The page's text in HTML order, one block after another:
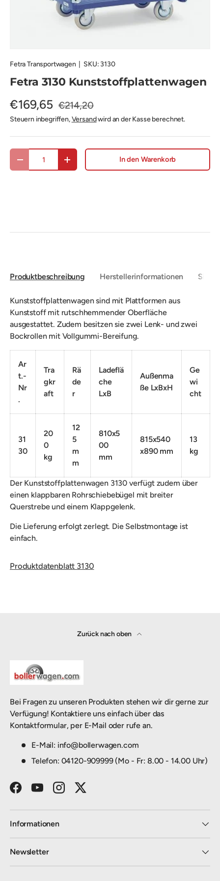
Fetra Transportwagen| SKU: 3130
Fetra 3130 Kunststoffplattenwagen
€169,65 €214,20
Steuern inbegriffen,Versandwird an der Kasse berechnet.
Menge verringernMenge erhöhen In den Warenkorb
Produktbeschreibung Herstellerinformationen
Kunststoffplattenwagen sind mit Plattformen aus
Kunststoff mit rutschhemmender Oberfläche
ausgestattet. Zudem besitzen sie zwei Lenk- und zwei
Bockrollen mit Vollgummi-Bereifung.
Ar
t.-
Nr
.
Tra
gkr
aft
Rä
de
r
Ladeflä
che
LxB
Außenma
ße LxBxH
Ge
wi
cht
31
30
20
0
kg
12
5
m
m
810x5
00
mm
815x540
x890 mm
13
kg
Der Kunststoffplattenwagen 3130 verfügt zudem über
einen klappbaren Rohrschiebebügel mit breiter
Querstrebe und einem Klappgelenk.
Die Lieferung erfolgt zerlegt. Die Selbstmontage ist
einfach.
Produktdatenblatt 3130
Zurück nach oben
Bei Fragen zu unseren Produkten stehen wir dir gerne zur
Verfügung! Kontaktiere uns einfach über das
Kontaktformular, per E-Mail oder rufe an.
E-Mail: info@bollerwagen.com
Telefon: 04120-909999 (Mo - Fr: 8.00 - 14.00 Uhr)
FacebookYouTubeInstagramTwitter
Informationen
Newsletter